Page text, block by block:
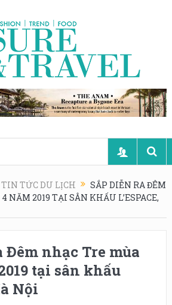
TIN TỨC DU LỊCH
SẮP DIỄN RA ĐÊM
NĂM 2019 TẠI SÂN KHẤU L’ESPACE,
Đêm nhạc Tre mùa
tại sân khấu
Nội